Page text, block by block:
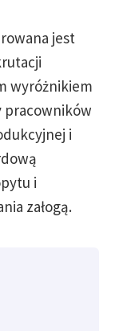
jest
wyróżnikiem
pracowników
i
i
załogą.